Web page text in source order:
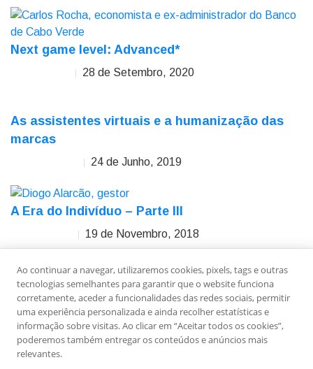
Next game level: Advanced*
28 de Setembro, 2020
As assistentes virtuais e a humanização das
marcas
24 de Junho, 2019
A Era do Indivíduo – Parte III
19 de Novembro, 2018
Sobre Nós Ficha Técnica
Estatuto Editorial
Política de Privacidade
Contactos Newsletter
Ao continuar a navegar, utilizaremos cookies, pixels, tags e outras
tecnologias semelhantes para garantir que o website funciona
corretamente, aceder a funcionalidades das redes sociais, permitir
uma experiência personalizada e ainda recolher estatísticas e
informação sobre visitas. Ao clicar em “Aceitar todos os cookies”,
poderemos também entregar os conteúdos e anúncios mais
relevantes.